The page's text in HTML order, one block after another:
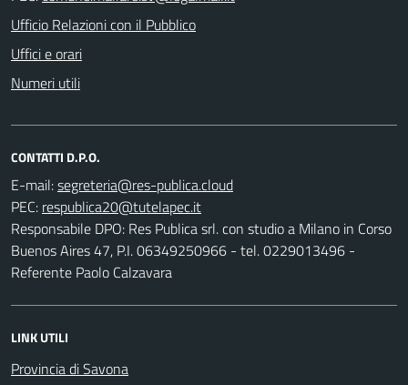
Ufficio Relazioni con il Pubblico
Uffici e orari
Numeri utili
CONTATTI D.P.O.
E-mail:
PEC:
Responsabile DPO: Res Publica srl. con studio a Milano in Corso
Buenos Aires 47, P.I. 06349250966 - tel. 0229013496 -
Referente Paolo Calzavara
LINK UTILI
Provincia di Savona